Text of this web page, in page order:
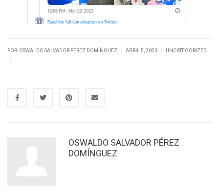
POR: OSWALDO SALVADOR PÉREZ DOMÍNGUEZ ABRIL 5, 2023 UNCATEGORIZED
OSWALDO SALVADOR PÉREZ
DOMÍNGUEZ